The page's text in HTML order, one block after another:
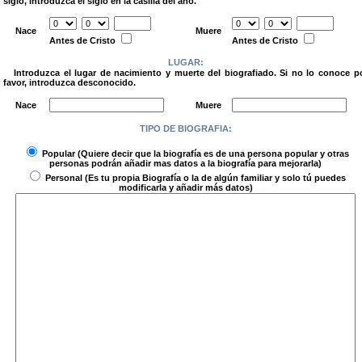
Nace
Antes de Cristo
Muere
Antes de Cristo
LUGAR:
Introduzca el lugar de nacimiento y muerte del biografiado. Si no lo conoce
favor, introduzca desconocido.
Nace
Muere
TIPO DE BIOGRAFIA:
Popular(Quiere decir que la biografía es de una persona popular y otras
personas podrán añadir mas datos a la biografía para mejorarla)
Personal(Es tu propia Biografía o la de algún familiar y solo tú puedes
modificarla y añadir más datos)